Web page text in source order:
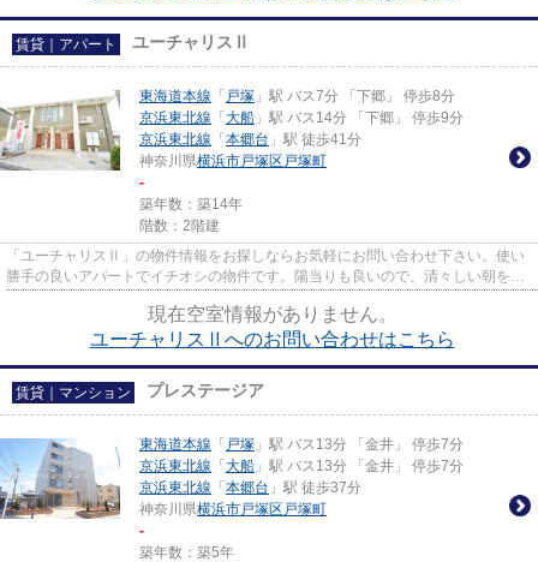
賃貸｜アパート ユーチャリスⅡ
東海道本線 「 戸塚 」駅 バス7分 「下郷」 停歩8分
京浜東北線 「 大船 」駅 バス14分 「下郷」 停歩9分
京浜東北線 「 本郷台 」駅 徒歩41分
神奈川県横浜市戸塚区 戸塚町
-
築年数：築14年
階数：2階建
「ユーチャリスⅡ」の物件情報をお探しならお気軽にお問い合わせ下さい。使い
勝手の良いアパートでイチオシの物件です。陽当りも良いので、清々しい朝を迎
現在空室情報がありません。
ユーチャリスⅡへのお問い合わせはこちら
賃貸｜マンション プレステージア
東海道本線 「 戸塚 」駅 バス13分 「金井」 停歩7分
京浜東北線 「 大船 」駅 バス13分 「金井」 停歩7分
京浜東北線 「 本郷台 」駅 徒歩37分
神奈川県横浜市戸塚区 戸塚町
-
築年数：築5年